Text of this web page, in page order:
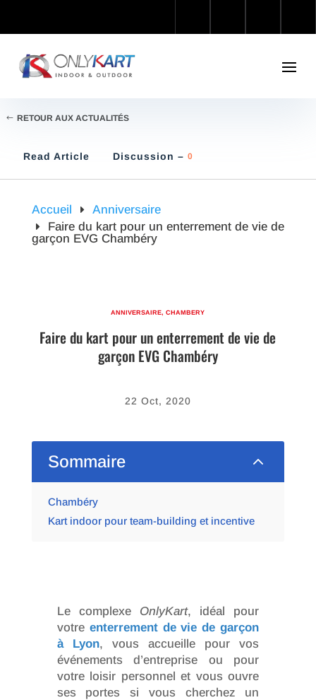
RETOUR AUX ACTUALITÉS
Read Article Discussion – 0
Accueil
Anniversaire
Faire du kart pour un enterrement de vie de
garçon EVG Chambéry
ANNIVERSAIRE,CHAMBERY
Faire du kart pour un enterrement de vie de
garçon EVG Chambéry
22 Oct, 2020
Sommaire 2
Chambéry
Kart indoor pour team-building et incentive
Le complexe OnlyKart, idéal pour
votre enterrement de vie de garçon
à Lyon, vous accueille pour vos
événements d’entreprise ou pour
votre loisir personnel et vous ouvre
ses portes si vous cherchez un